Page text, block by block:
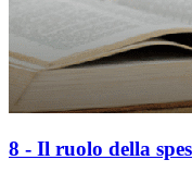
8 - Il ruolo della